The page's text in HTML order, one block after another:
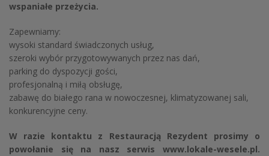
wspaniałe przeżycia.
Zapewniamy:
wysoki standard świadczonych usług,
szeroki wybór przygotowywanych przez nas dań,
parking do dyspozycji gości,
profesjonalną i miłą obsługę,
zabawę do białego rana w nowoczesnej, klimatyzowanej sali,
konkurencyjne ceny.
W razie kontaktu z Restauracją Rezydent prosimy o
powołanie się na nasz serwis www.lokale-wesele.pl.